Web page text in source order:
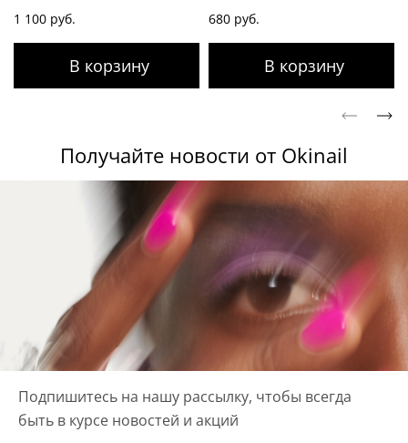
1 100 руб. 680 руб.
Получайте новости от Okinail
Подпишитесь на нашу рассылку, чтобы всегда
быть в курсе новостей и акций